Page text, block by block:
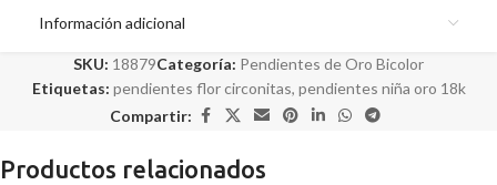
Información adicional
SKU: 18879Categoría: Pendientes de Oro Bicolor
Etiquetas: pendientes flor circonitas, pendientes niña oro 18k
Compartir:
Productos relacionados